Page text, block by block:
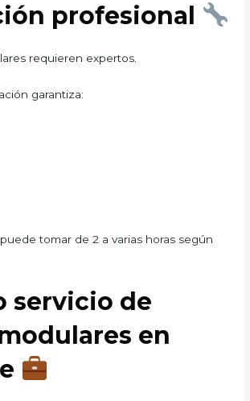
profesional
requieren expertos.
garantiza:
tomar de 2 a varias horas según
servicio de
en